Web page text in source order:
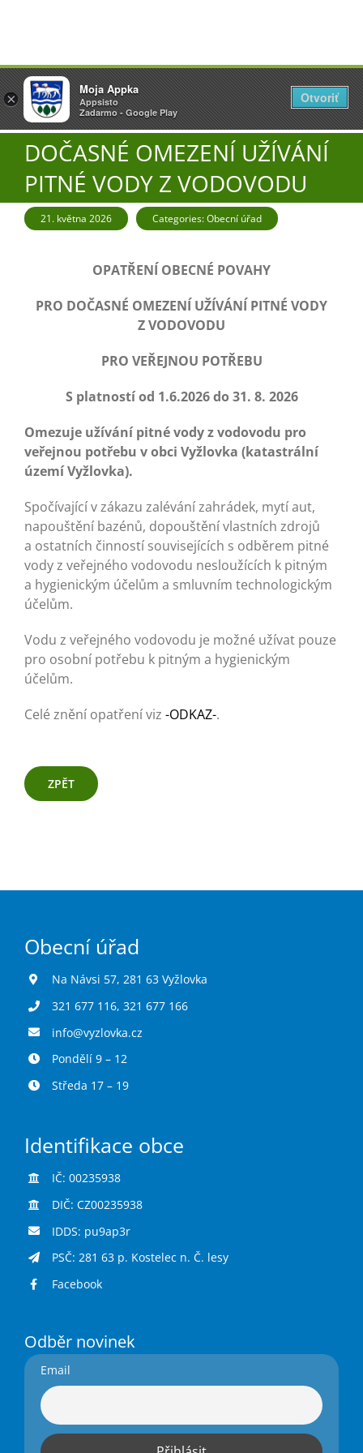
Přeskočit
na
obsah
Úřad
O obci
Aktuality
Škola
Turistika
Kontakty
DOČASNÉ OMEZENÍ UŽÍVÁNÍ
PITNÉ VODY Z VODOVODU
21. května 2026 Categories:Obecní úřad
OPATŘENÍ OBECNÉ POVAHY
PRO DOČASNÉ OMEZENÍ UŽÍVÁNÍ PITNÉ VODY
Z VODOVODU
PRO VEŘEJNOU POTŘEBU
S platností od 1.6.2026 do 31. 8. 2026
Omezuje užívání pitné vody z vodovodu pro
veřejnou potřebu v obci Vyžlovka (katastrální
území Vyžlovka).
Spočívající v zákazu zalévání zahrádek, mytí aut,
napouštění bazénů, dopouštění vlastních zdrojů
a ostatních činností souvisejících s odběrem pitné
vody z veřejného vodovodu nesloužících k pitným
a hygienickým účelům a smluvním technologickým
účelům.
Vodu z veřejného vodovodu je možné užívat pouze
pro osobní potřebu k pitným a hygienickým
účelům.
Celé znění opatření viz -ODKAZ-.
ZPĚT
Obecní úřad
Na Návsi 57, 281 63 Vyžlovka
321 677 116, 321 677 166
info@vyzlovka.cz
Pondělí 9 – 12
Středa 17 – 19
Identifikace obce
IČ: 00235938
DIČ: CZ00235938
IDDS: pu9ap3r
PSČ: 281 63 p. Kostelec n. Č. lesy
Facebook
Odběr novinek
Email
×
Vyžlovka
AppSisto
- In Google Play
Otevřít
×
Moja Appka
Appsisto
Zadarmo - Google Play
Otvoriť